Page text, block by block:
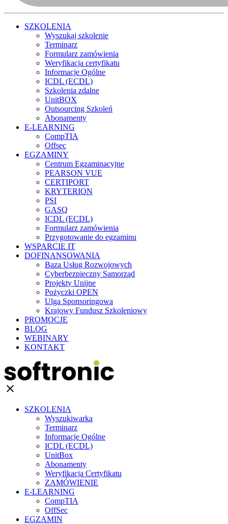
SZKOLENIA
Wyszukaj szkolenie
Terminarz
Formularz zamówienia
Weryfikacja certyfikatu
Informacje Ogólne
ICDL (ECDL)
Szkolenia zdalne
UnitBOX
Outsourcing Szkoleń
Abonamenty
E-LEARNING
CompTIA
Offsec
EGZAMINY
Centrum Egzaminacyjne
PEARSON VUE
CERTIPORT
KRYTERION
PSI
GASQ
ICDL (ECDL)
Formularz zamówienia
Przygotowanie do egzaminu
WSPARCIE IT
DOFINANSOWANIA
Baza Usług Rozwojowych
Cyberbezpieczny Samorząd
Projekty Unijne
Pożyczki OPEN
Ulga Sponsoringowa
Krajowy Fundusz Szkoleniowy
PROMOCJE
BLOG
WEBINARY
KONTAKT
clear
SZKOLENIA
Wyszukiwarka
Terminarz
Informacje Ogólne
ICDL (ECDL)
UnitBox
Abonamenty
Weryfikacja Certyfikatu
ZAMÓWIENIE
E-LEARNING
CompTIA
OffSec
EGZAMIN